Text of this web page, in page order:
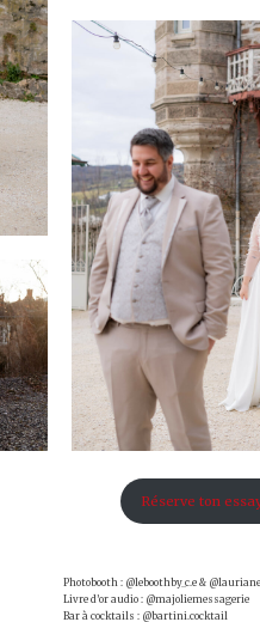
Réserve ton
Photobooth : @leboothby_c.e &
Livre d’or audio : @majoliemessagerie
Bar à cocktails : @bartini.cocktail